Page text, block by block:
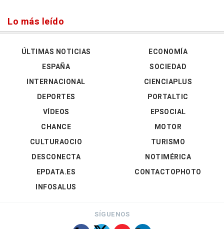
Lo más leído
ÚLTIMAS NOTICIAS
ESPAÑA
INTERNACIONAL
DEPORTES
VÍDEOS
ECONOMÍA
SOCIEDAD
CIENCIAPLUS
PORTALTIC
EPSOCIAL
CHANCE
CULTURAOCIO
DESCONECTA
EPDATA.ES
INFOSALUS
MOTOR
TURISMO
NOTIMÉRICA
CONTACTOPHOTO
SÍGUENOS